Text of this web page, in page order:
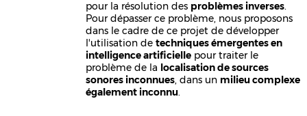
pour la résolution des problèmes inverses.
Pour dépasser ce problème, nous proposons
dans le cadre de ce projet de développer
l'utilisation detechniques émergentes en
intelligence artificielle pour traiter le
problème de la localisation de sources
sonores inconnues, dans un milieu complexe
également inconnu.